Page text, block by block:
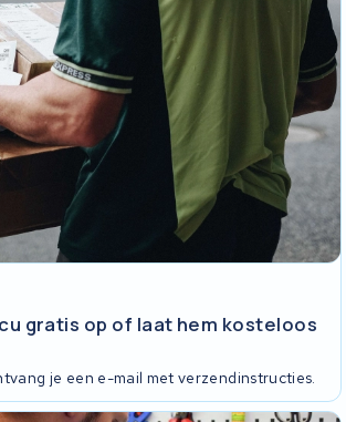
gratis op of laat hem kosteloos
je een e-mail met verzendinstructies.